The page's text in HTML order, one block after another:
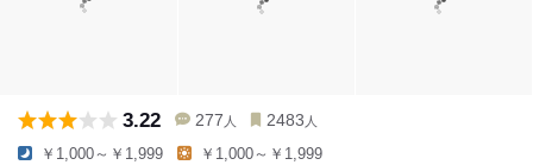
3.22 277 人 2483 人
￥1,000～￥1,999 ￥1,000～￥1,999